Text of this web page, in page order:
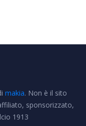
makia. Non è il sito
sponsorizzato,
1913